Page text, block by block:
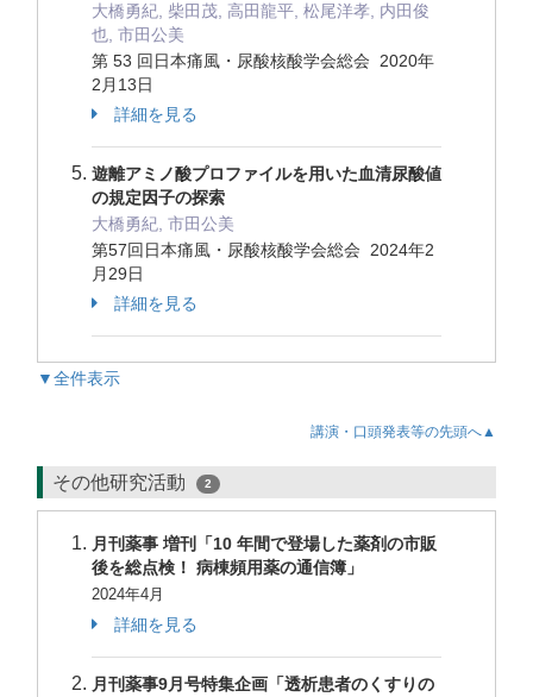
大橋勇紀, 柴田茂, 高田龍平, 松尾洋孝, 内田俊
也, 市田公美
第 53 回日本痛風・尿酸核酸学会総会 2020年
2月13日
詳細を見る
遊離アミノ酸プロファイルを用いた血清尿酸値
の規定因子の探索
大橋勇紀, 市田公美
第57回日本痛風・尿酸核酸学会総会 2024年2
月29日
詳細を見る
▼全件表示
講演・口頭発表等の先頭へ▲
その他研究活動 2
月刊薬事 増刊「10 年間で登場した薬剤の市販
後を総点検！ 病棟頻用薬の通信簿」
2024年4月
詳細を見る
月刊薬事9月号特集企画「透析患者のくすりの